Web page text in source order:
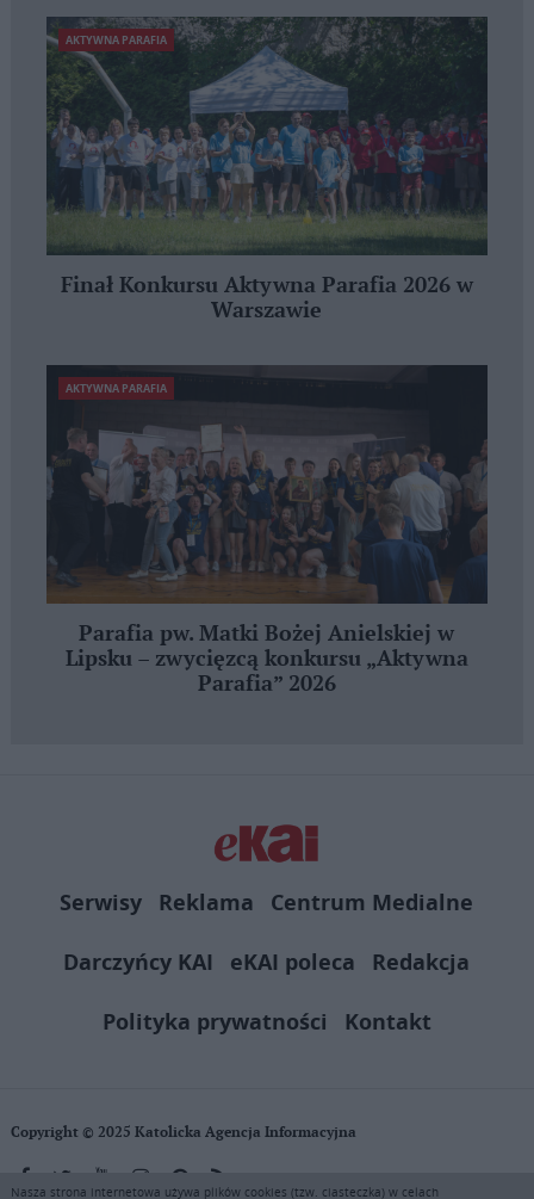
AKTYWNA PARAFIA
Finał Konkursu Aktywna Parafia 2026 w
Warszawie
AKTYWNA PARAFIA
Parafia pw. Matki Bożej Anielskiej w
Lipsku – zwycięzcą konkursu „Aktywna
Parafia” 2026
Serwisy Reklama
Centrum Medialne
Darczyńcy KAI
eKAI poleca
Redakcja
Polityka prywatności
Kontakt
Copyright © 2025 Katolicka Agencja Informacyjna
Nasza strona internetowa używa plików cookies (tzw. ciasteczka) w celach